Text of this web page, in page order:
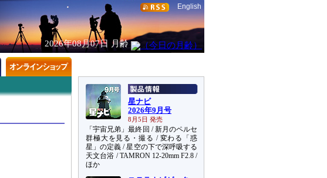
English
2026年08月07日 月齢
星ナビ
2026年9月号
8月5日 発売
「宇宙兄弟」最終回 / 新月のペルセ
群極大を見る・撮る / 変わる「惑
星」の定義 / 星空の下で深呼吸する
天文台浴 / TAMRON 12-20mm F2.8 /
ほか